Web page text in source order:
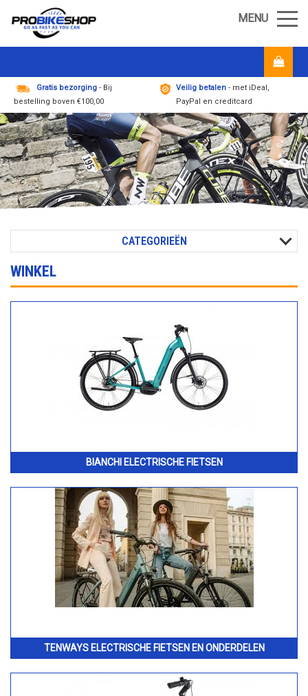
MENU
Gratis bezorging - Bij
bestelling boven €100,00
Veilig betalen - met iDeal,
PayPal en creditcard
CATEGORIEËN
WINKEL
BIANCHI ELECTRISCHE FIETSEN
TENWAYS ELECTRISCHE FIETSEN EN ONDERDELEN